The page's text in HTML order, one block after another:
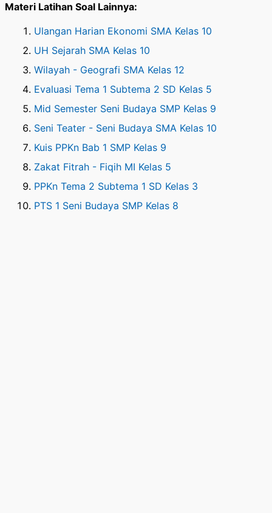
Materi Latihan Soal Lainnya:
Ulangan Harian Ekonomi SMA Kelas 10
UH Sejarah SMA Kelas 10
Wilayah - Geografi SMA Kelas 12
Evaluasi Tema 1 Subtema 2 SD Kelas 5
Mid Semester Seni Budaya SMP Kelas 9
Seni Teater - Seni Budaya SMA Kelas 10
Kuis PPKn Bab 1 SMP Kelas 9
Zakat Fitrah - Fiqih MI Kelas 5
PPKn Tema 2 Subtema 1 SD Kelas 3
PTS 1 Seni Budaya SMP Kelas 8